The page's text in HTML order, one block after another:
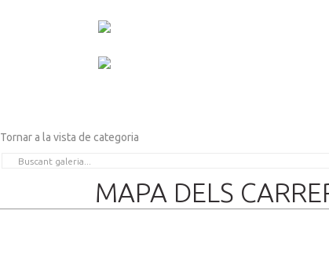
Tornar a la vista de categoria
MAPA DELS